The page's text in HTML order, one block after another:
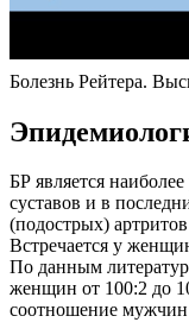
Болезнь Рейтера.
БР является
суставов и в
(подострых)
Встречается у
По данным
женщин от 100:2 до
соотношение